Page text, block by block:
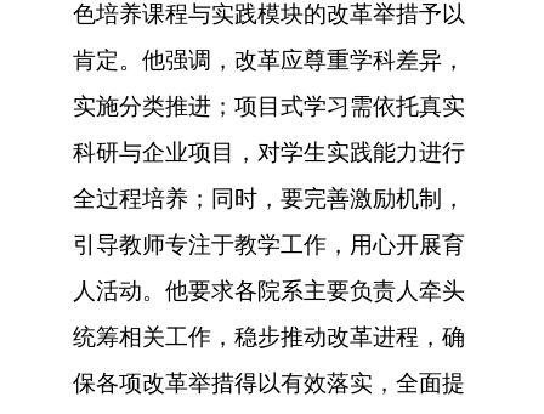
色培养课程与实践模块的改革举措予以
肯定。他强调，改革应尊重学科差异，
实施分类推进；项目式学习需依托真实
科研与企业项目，对学生实践能力进行
全过程培养；同时，要完善激励机制，
引导教师专注于教学工作，用心开展育
人活动。他要求各院系主要负责人牵头
统筹相关工作，稳步推动改革进程，确
保各项改革举措得以有效落实，全面提